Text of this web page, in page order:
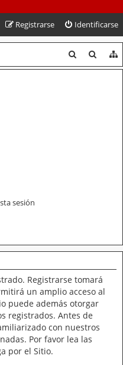
Identificarse
Registrarse
u
u
sesión
Registrarse tomará
un amplio acceso al
puede además otorgar
registrados. Antes de
con nuestros
Por favor lea las
por el Sitio.